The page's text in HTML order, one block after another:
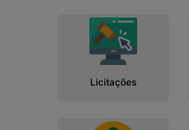
Licitações